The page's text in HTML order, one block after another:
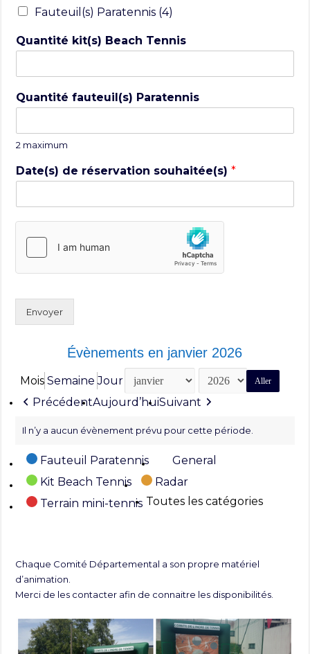
Fauteuil(s) Paratennis (4)
Quantité kit(s) Beach Tennis
Quantité fauteuil(s) Paratennis
2 maximum
Date(s) de réservation souhaitée(s)*
Envoyer
Évènements en janvier 2026
Mois Semaine Jour Mois
Année
PrécédentAujourd’huiSuivant
Il n’y a aucun évènement prévu pour cette période.
Catégories
Fauteuil Paratennis
General
Kit Beach Tennis
Radar
Terrain mini-tennis Toutes les catégories
Chaque Comité Départemental a son propre matériel
d’animation.
Merci de les contacter afin de connaitre les disponibilités.